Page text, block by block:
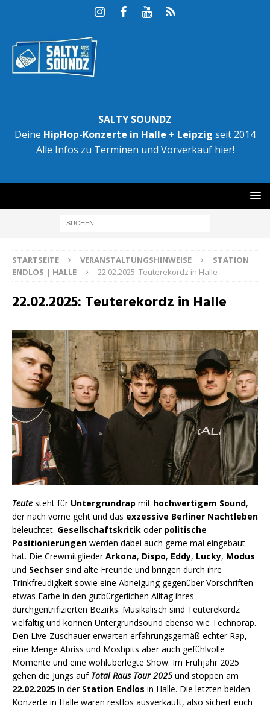
SALTY SOUNDZ
Deine HipHop-Konzerte in Halle + Leipzig seit 2014
Alle Infos zu Terminen und Vorverkauf hier!
STARTSEITE VERANSTALTUNGSHINWEISE
STATION
ENDLOS | HALLE
22.02.2025: Teuterekordz in Halle
22.02.2025: Teuterekordz in Halle
Teute steht für Untergrundrap mit hochwertigem Sound,
der nach vorne geht und das exzessive Berliner Nachtleben
beleuchtet. Gesellschaftskritik oder politische
Positionierungen werden dabei auch gerne mal eingebaut
hat. Die CrewmitgliederArkona, Dispo, Eddy, Lucky, Modus
und Sechser sind alte Freunde und bringen durch ihre
Trinkfreudigkeit sowie eine Abneigung gegenüber Vorschriften
etwas Farbe in den gutbürgerlichen Alltag ihres
durchgentrifizierten Bezirks. Musikalisch sind Teuterekordz
vielfältig und können Untergrundsound ebenso wie Technorap.
Den Live-Zuschauer erwarten erfahrungsgemäß echter Rap,
eine Menge Abriss und Moshpits aber auch gefühlvolle
Momente und eine wohlüberlegte Show. Im Frühjahr 2025
gehen die Jungs auf Total Raus Tour 2025 und stoppen am
22.02.2025 in der Station Endlos in Halle. Die letzten beiden
Konzerte in Halle waren restlos ausverkauft, also sichert euch